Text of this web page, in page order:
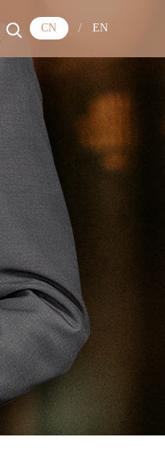
CN / EN